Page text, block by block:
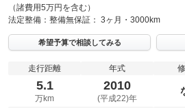
（諸費用5万円を含む）
法定整備： 整備無保証： 3ヶ月・3000km
希望予算で相談してみる
走行距離
5.1
万km
年式
2010
(平成22)年